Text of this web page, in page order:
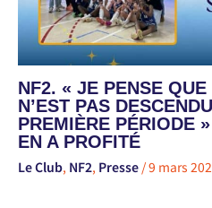
NF2. « JE PENSE
N’EST PAS
PREMIÈRE PÉRIODE
EN A PROFITÉ
Le Club, NF2, Presse /9 mars